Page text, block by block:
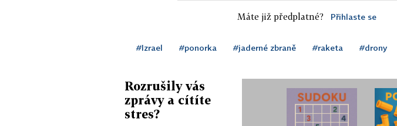
Máte již předplatné? Přihlaste se
#Izrael #ponorka #jaderné zbraně #raketa #drony
Rozrušily vás
zprávy a cítíte
stres?